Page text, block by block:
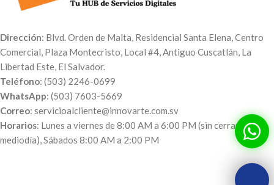
Dirección: Blvd. Orden de Malta, Residencial Santa Elena, Centro
Comercial, Plaza Montecristo, Local #4, Antiguo Cuscatlán, La
Libertad Este, El Salvador.
Teléfono: (503) 2246-0699
WhatsApp: (503) 7603-5669
Correo: servicioalcliente@innovarte.com.sv
Horarios: Lunes a viernes de 8:00 AM a 6:00 PM (sin cerrar al
mediodía), Sábados 8:00 AM a 2:00 PM